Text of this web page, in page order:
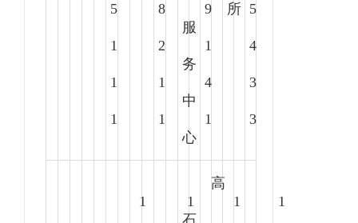
5
1
1
1
8
2
1
1
服
务
中
心
9
1
4
1
所 5
4
3
3
1 1
高
1 1